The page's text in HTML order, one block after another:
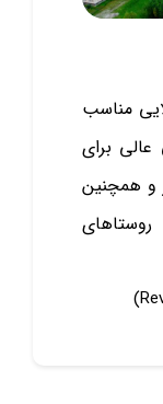
مناسب
برای
و همچنین